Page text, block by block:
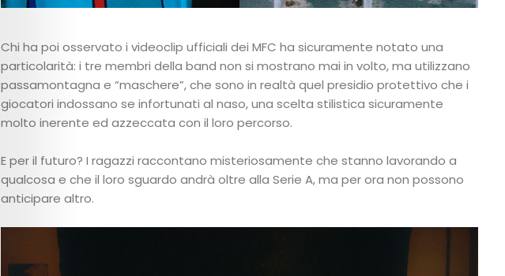
Chi ha poi osservato i videoclip ufficiali dei MFC ha sicuramente notato una
particolarità: i tre membri della band non si mostrano mai in volto, ma utilizzano
passamontagna e “maschere”, che sono in realtà quel presidio protettivo che i
giocatori indossano se infortunati al naso, una scelta stilistica sicuramente
molto inerente ed azzeccata con il loro percorso.
E per il futuro? I ragazzi raccontano misteriosamente che stanno lavorando a
qualcosa e che il loro sguardo andrà oltre alla Serie A, ma per ora non possono
anticipare altro.